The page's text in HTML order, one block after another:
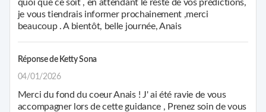
quoi que ce soit , en attendant le reste de vos prédictions,
je vous tiendrais informer prochainement ,merci
beaucoup . A bientôt, belle journée, Anais
Réponse de Ketty Sona
04/01/2026
Merci du fond du coeur Anais ! J' ai été ravie de vous
accompagner lors de cette guidance , Prenez soin de vous